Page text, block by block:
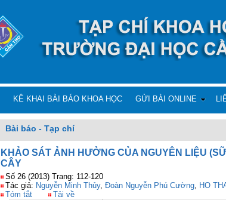
KÊ KHAI BÀI BÁO KHOA HỌC GỬI BÀI ONLINE
Bài báo - Tạp chí
KHẢO SÁT ẢNH HƯỞNG CỦA NGUYÊN LIỆU
CÂY
Số 26 (2013) Trang: 112-120
Tác giả: Nguyễn Minh Thủy, Đoàn Nguyễn Phú Cường, HO
Tóm tắt
Tải về